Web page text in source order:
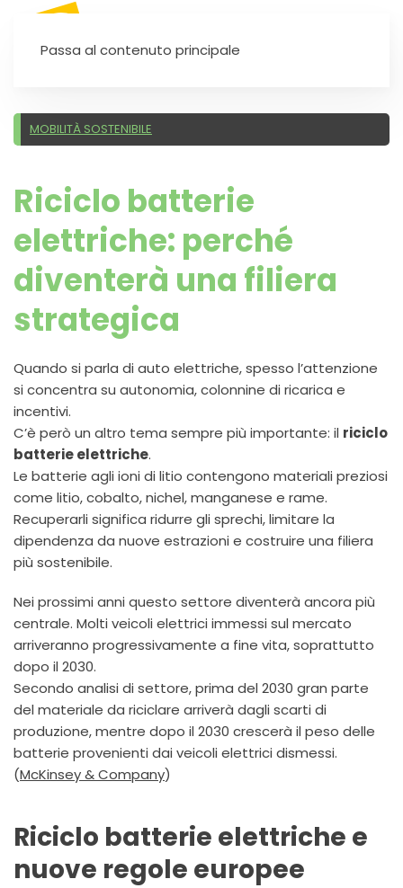
Passa al contenuto principale
MOBILITÀ SOSTENIBILE
Riciclo batterie
elettriche: perché
diventerà una filiera
strategica
Quando si parla di auto elettriche, spesso l’attenzione
si concentra su autonomia, colonnine di ricarica e
incentivi.
C’è però un altro tema sempre più importante: il riciclo
batterie elettriche.
Le batterie agli ioni di litio contengono materiali preziosi
come litio, cobalto, nichel, manganese e rame.
Recuperarli significa ridurre gli sprechi, limitare la
dipendenza da nuove estrazioni e costruire una filiera
più sostenibile.
Nei prossimi anni questo settore diventerà ancora più
centrale. Molti veicoli elettrici immessi sul mercato
arriveranno progressivamente a fine vita, soprattutto
dopo il 2030.
Secondo analisi di settore, prima del 2030 gran parte
del materiale da riciclare arriverà dagli scarti di
produzione, mentre dopo il 2030 crescerà il peso delle
batterie provenienti dai veicoli elettrici dismessi.
(McKinsey & Company)
Riciclo batterie elettriche e
nuove regole europee